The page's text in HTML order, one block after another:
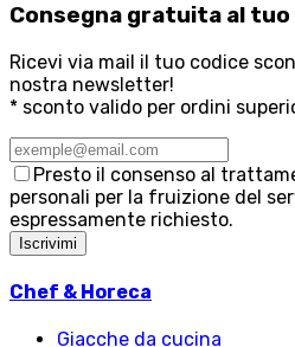
Consegna gratuita al
Ricevi via mail il tuo codice
nostra newsletter!
* sconto valido per ordini
Presto il consenso al
personali per la fruizione del
espressamente richiesto.
Iscrivimi
Chef & Horeca
Giacche da cucina